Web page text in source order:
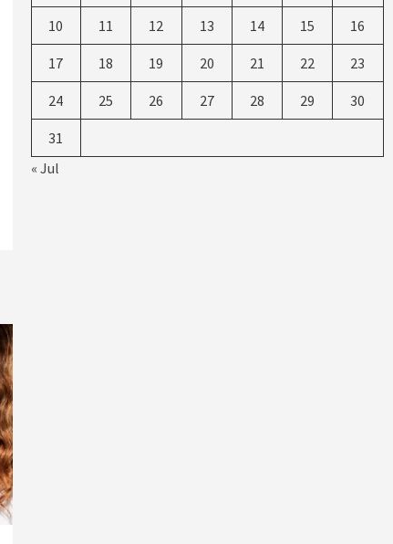
10 11 12 13 14 15 16
17 18 19 20 21 22 23
24 25 26 27 28 29 30
31
« Jul